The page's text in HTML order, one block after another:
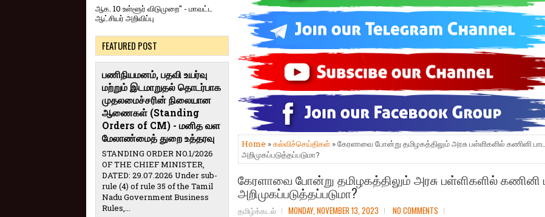
Home »கல்விச்செய்திகள் » கேரளாவை போன்று தமிழகத்திலும் அரசு பள்ளிகளில் கணினி
அறிமுகப்படுத்தப்படுமா?
கேரளாவை போன்று தமிழகத்திலும் அரசு பள்ளிகளில் கணினி
அறிமுகப்படுத்தப்படுமா?
தமிழ்க்கடல் MONDAY, NOVEMBER 13, 2023 NO COMMENTS
ஆக. 10 உள்ளூர் விடுமுறை" - மாவட்ட
ஆட்சியர் அறிவிப்பு
FEATURED POST
பணிநியமனம், பதவி உயர்வு
மற்றும் இடமாறுதல் தொடர்பாக
முதலமைச்சரின் நிலையான
ஆணைகள் (Standing
Orders of CM) - மனித வள
மேலாண்மைத் துறை உத்தரவு
STANDING ORDER NO.1/2026
OF THE CHIEF MINISTER,
DATED: 29.07.2026 Under sub-
rule (4) of rule 35 of the Tamil
Nadu Government Business
Rules,...